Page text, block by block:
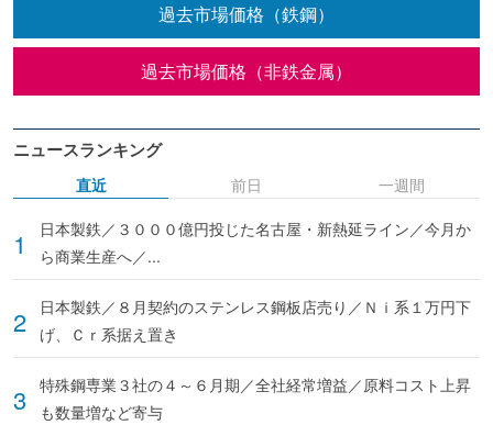
過去市場価格（鉄鋼）
過去市場価格（非鉄金属）
ニュースランキング
直近
日本製鉄／３０００億円投じた名古屋・新熱延ライン／今月か
ら商業生産へ／...
日本製鉄／８月契約のステンレス鋼板店売り／Ｎｉ系１万円下
げ、Ｃｒ系据え置き
特殊鋼専業３社の４～６月期／全社経常増益／原料コスト上昇
も数量増など寄与
前日 一週間